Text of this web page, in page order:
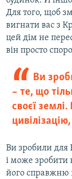
Для того, щоб
вигнати вас з
цей дім не
він просто
Ви
– те, що
своєї
Ви зробили для
і може зробити
його справжню